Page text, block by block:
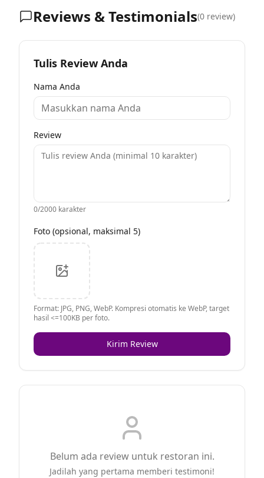
Reviews & Testimonials(0 review)
Tulis Review Anda
Nama Anda
Review
0/2000 karakter
Foto (opsional, maksimal 5)
Format: JPG, PNG, WebP. Kompresi otomatis ke WebP, target
hasil <=100KB per foto.
Kirim Review
Belum ada review untuk restoran ini.
Jadilah yang pertama memberi testimoni!